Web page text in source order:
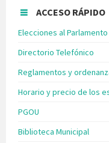
ACCESO RÁPIDO
Elecciones al
Directorio Telefónico
Reglamentos y
Horario y precio de los
PGOU
Biblioteca Municipal